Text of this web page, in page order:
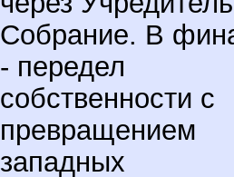
Собрание. В
- передел
собственности с
превращением
западных